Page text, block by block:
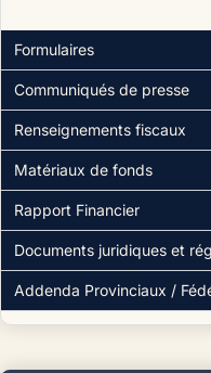
Formulaires
Communiqués de presse
Renseignements fiscaux
Matériaux de fonds
Rapport Financier
Documents juridiques et
Addenda Provinciaux /